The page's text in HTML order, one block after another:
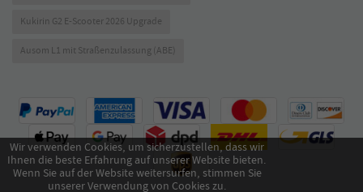
Wir verwenden Cookies, um sicherzustellen, dass wir
Ihnen die beste Erfahrung auf unserer Website bieten.
Wenn Sie auf der Website weitersurfen, stimmen Sie
unserer Verwendung von Cookies zu.
Kukirin G2 E-Scooter 2026 Upgrade
Ausom L1 mit Straßenzulassung (ABE)